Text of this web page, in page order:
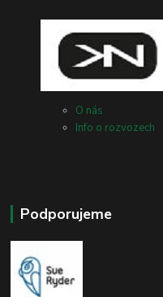
O nás
Info o rozvozech
Podporujeme